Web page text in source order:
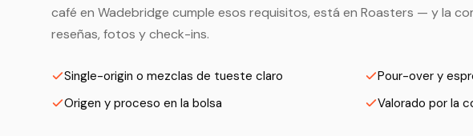
café en Wadebridge cumple esos requisitos, está en Roasters — y la
reseñas, fotos y check-ins.
Single-origin o mezclas de tueste claro
Pour-over y
Origen y proceso en la bolsa
Valorado por la